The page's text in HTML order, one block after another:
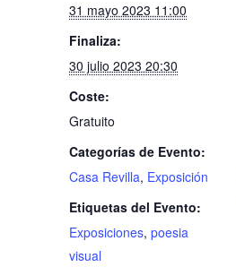
31 mayo 2023 11:00
Finaliza:
30 julio 2023 20:30
Coste:
Gratuito
Categorías de Evento:
Casa Revilla, Exposición
Etiquetas del Evento:
Exposiciones, poesia
visual